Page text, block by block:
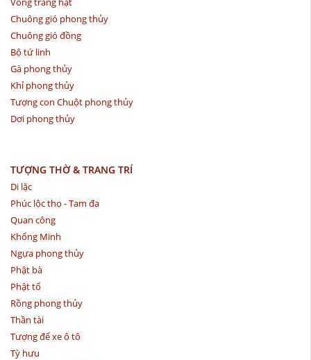
Chuông gió phong thủy
Chuông gió đồng
Bộ tứ linh
Gà phong thủy
Khỉ phong thủy
Tượng con Chuột phong thủy
Dơi phong thủy
TƯỢNG THỜ & TRANG TRÍ
Di lặc
Phúc lộc thọ - Tam đa
Quan công
Khổng Minh
Ngựa phong thủy
Phật bà
Phật tổ
Rồng phong thủy
Thần tài
Tượng để xe ô tô
Tỳ hưu